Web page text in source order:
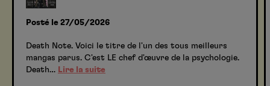
Posté le 27/05/2026
Death Note. Voici le titre de l'un des tous meilleurs
mangas parus. C'est LE chef d'œuvre de la psychologie.
Death… Lire la suite